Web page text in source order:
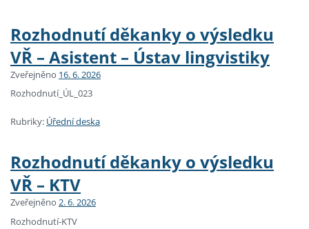
Rozhodnutí děkanky o výsledku
VŘ – Asistent – Ústav lingvistiky
Zveřejněno 16. 6. 2026
Rozhodnutí_ÚL_023
Rubriky: Úřední deska
Rozhodnutí děkanky o výsledku
VŘ – KTV
Zveřejněno 2. 6. 2026
Rozhodnutí-KTV